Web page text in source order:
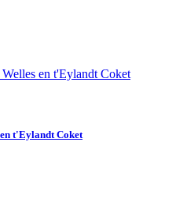
t'Eylandt Coket